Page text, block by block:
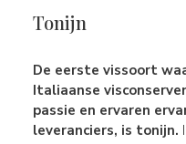
Tonijn
De eerste vissoort
Italiaanse
passie en ervaren
leveranciers, is tonijn.